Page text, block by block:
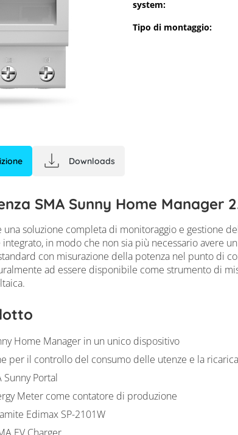
Sunny Home Manager 2.0
system:
Tipo di montaggio:
Downloads
SMA Sunny Home Manager
una soluzione completa di monitoraggio e gestione
in modo che non sia più necessario avere
con misurazione della potenza nel punto di
ad essere disponibile come strumento di
Home Manager in un unico dispositivo
per il controllo del consumo delle utenze e la
Sunny Portal
Meter come contatore di produzione
Edimax SP-2101W